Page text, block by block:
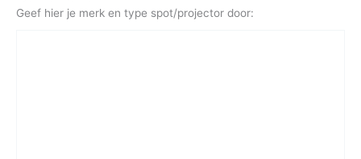
Geef hier je merk en type spot/projector door: